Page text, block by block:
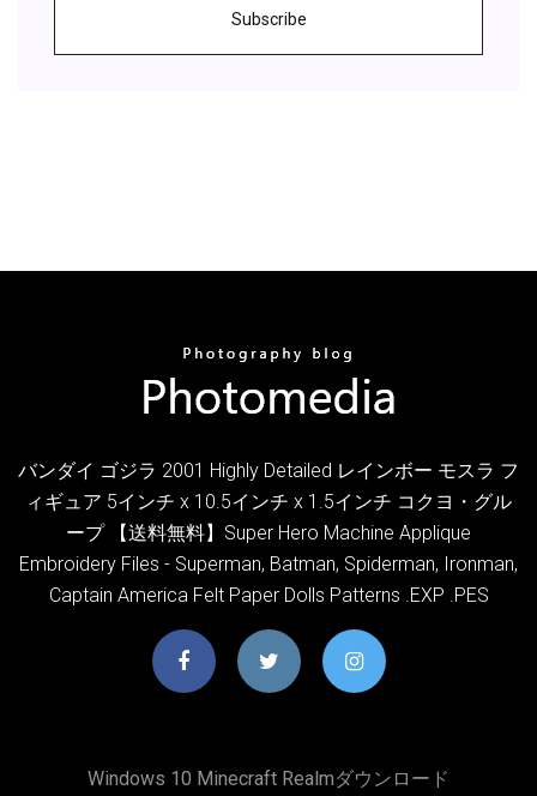
Subscribe
バンダイ ゴジラ 2001 Highly Detailed レインボー モスラ フ
ィギュア 5インチ x 10.5インチ x 1.5インチ コクヨ・グル
ープ 【送料無料】Super Hero Machine Applique
Embroidery Files - Superman, Batman, Spiderman, Ironman,
Captain America Felt Paper Dolls Patterns .EXP .PES
Windows 10 Minecraft Realmダウンロード